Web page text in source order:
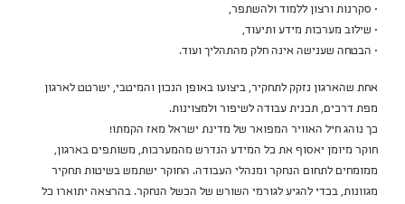
• סקרנות ורצון ללמוד ולהשתפר,
• שילוב מערכות מידע ותיעוד,
• הבטחה שענישה אינה חלק מהתהליך ועוד.
אחת שהארגון נזקק לתחקיר, ביצועו באופן הנכון והמיטבי, ישרטט לארגון
מפת דרכים, תכנית עבודה לשיפור ולמצוינות.
כך נוהג חיל האוויר המפואר של מדינת ישראל מאז הקמתו!
חוקר מיומן יאסוף את כל המידע הנדרש מהמערכות, משותפים בארגון,
ממומחים לתחום הנחקר ומנהלי העבודה. החוקר ישתמש בשיטות תחקיר
מגוונות, בכדי להגיע לגורמי השורש של הכשל הנחקר. בהרצאה יתוארו כל